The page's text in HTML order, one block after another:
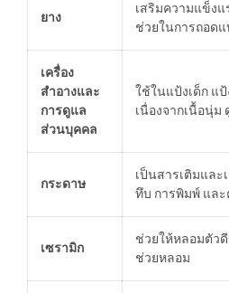
ยาง
เสริมความแข็ง
ช่วยในการถอด
เครื่อง
สำอางและ
การดูแล
ส่วนบุคคล
ใช้ในแป้งเด็ก แ
เนื่องจากเนื้อนุ่ม
กระดาษ
เป็นสารเติมและ
ทึบ การพิมพ์ และ
เซรามิก
ช่วยให้หลอมตัว
ช่วยหลอม